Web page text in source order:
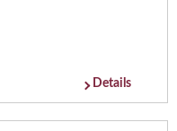
Details